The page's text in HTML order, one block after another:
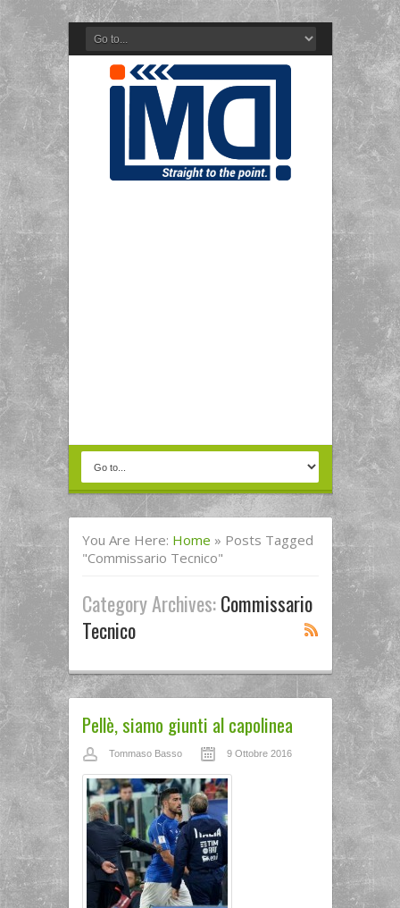
You Are Here: Home » Posts Tagged
"Commissario Tecnico"
Category Archives:Commissario
Tecnico
Pellè, siamo giunti al capolinea
Tommaso Basso 9 Ottobre 2016